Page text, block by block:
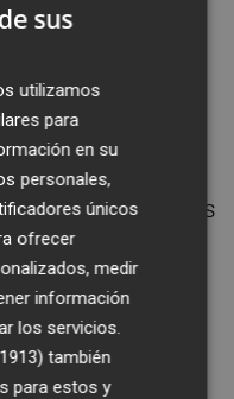
ver el resultado
que quería el
municipal era
de vida".
agrega, "no es
muchas
de
Madrid y
haciendo la
está marcando
sus
utilizamos
para
en su
personales,
únicos
ofrecer
medir
información
los servicios.
también
para estos y